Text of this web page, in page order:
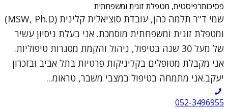
פסיכותרפיסטית, מטפלת זוגית ומשפחתית
שמי ד"ר תלמה כהן, עובדת סוציאלית קלינית (MSW, Ph.D)
ומטפלת זוגית ומשפחתית מוסמכת. אני בעלת ניסיון עשיר
של מעל 30 שנה בטיפול, ניהול והקמת מסגרות טיפוליות.
אני מקבלת מטופלים בקליניקות פרטיות בתל אביב ובזכרון
יעקב.אני מתמחה בטיפול במצבי משבר, טראומ...
052-3496955